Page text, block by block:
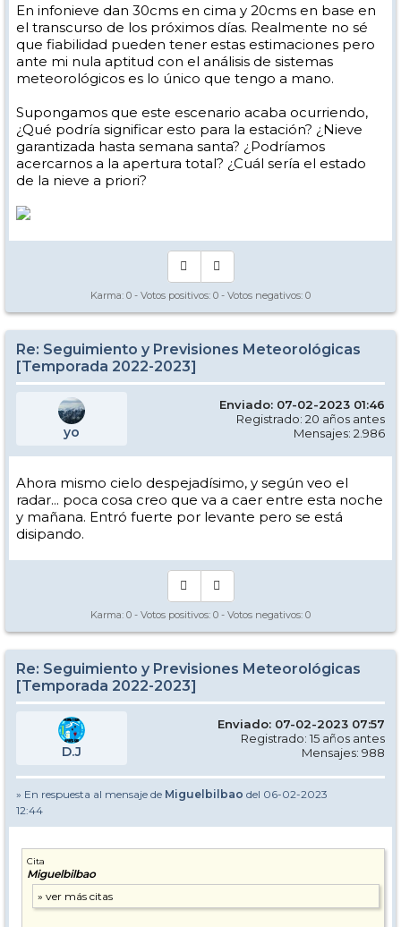
En infonieve dan 30cms en cima y 20cms en base en
el transcurso de los próximos días. Realmente no sé
que fiabilidad pueden tener estas estimaciones pero
ante mi nula aptitud con el análisis de sistemas
meteorológicos es lo único que tengo a mano.
Supongamos que este escenario acaba ocurriendo,
¿Qué podría significar esto para la estación? ¿Nieve
garantizada hasta semana santa? ¿Podríamos
acercarnos a la apertura total? ¿Cuál sería el estado
de la nieve a priori?
Karma: 0 - Votos positivos: 0 - Votos negativos: 0
Re: Seguimiento y Previsiones Meteorológicas
[Temporada 2022-2023]
yo
Enviado: 07-02-2023 01:46
Registrado: 20 años antes
Mensajes: 2.986
Ahora mismo cielo despejadísimo, y según veo el
radar... poca cosa creo que va a caer entre esta noche
y mañana. Entró fuerte por levante pero se está
disipando.
Karma: 0 - Votos positivos: 0 - Votos negativos: 0
Re: Seguimiento y Previsiones Meteorológicas
[Temporada 2022-2023]
D.J
Enviado: 07-02-2023 07:57
Registrado: 15 años antes
Mensajes: 988
» En respuesta al mensaje de Miguelbilbao del 06-02-2023
12:44
Cita
Miguelbilbao